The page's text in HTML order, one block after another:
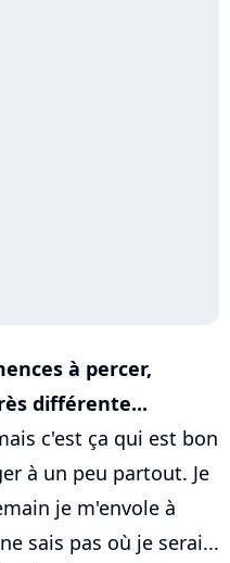
à percer,
différente...
c'est ça qui est bon
à un peu partout. Je
je m'envole à
sais pas où je serai...